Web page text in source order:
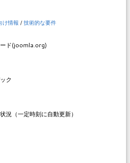
け情報 /技術的な要件
ド(joomla.org)
ク
況（一定時刻に自動更新）